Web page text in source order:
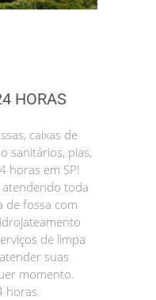
HORAS
caixas de
sanitários, pias,
horas em SP!
atendendo toda
de fossa com
de limpa
suas
momento.
horas.